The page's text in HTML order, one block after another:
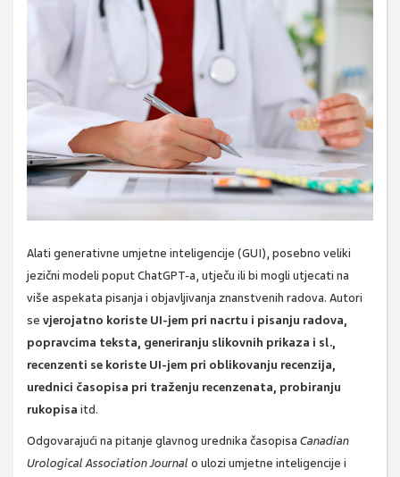
Alati generativne umjetne inteligencije (GUI), posebno veliki
jezični modeli poput ChatGPT-a, utječu ili bi mogli utjecati na
više aspekata pisanja i objavljivanja znanstvenih radova. Autori
se vjerojatno koriste UI-jem pri nacrtu i pisanju radova,
popravcima teksta, generiranju slikovnih prikaza i sl.,
recenzenti se koriste UI-jem pri oblikovanju recenzija,
urednici časopisa pri traženju recenzenata, probiranju
rukopisa itd.
Odgovarajući na pitanje glavnog urednika časopisa Canadian
Urological Association Journal o ulozi umjetne inteligencije i